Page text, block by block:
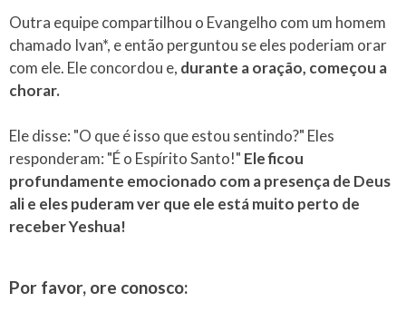
Outra equipe compartilhou o Evangelho com um homem
chamado Ivan*, e então perguntou se eles poderiam orar
com ele. Ele concordou e, durante a oração, começou a
chorar.
Ele disse: "O que é isso que estou sentindo?" Eles
responderam: "É o Espírito Santo!" Ele ficou
profundamente emocionado com a presença de Deus
ali e eles puderam ver que ele está muito perto de
receber Yeshua!
Por favor, ore conosco: